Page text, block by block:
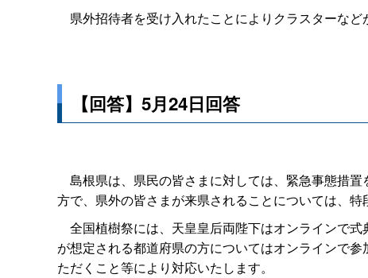
県外招待者を受け入れたことによりクラスターなど
【回答】5月24日回答
島根県は、県民の皆さまに対しては、緊急事態措
方で、県外の皆さまが来県されることについては、特
全国植樹祭には、天皇皇后両陛下はオンラインで
が想定される都道府県の方についてはオンラインで
ただくこと等により対応いたします。